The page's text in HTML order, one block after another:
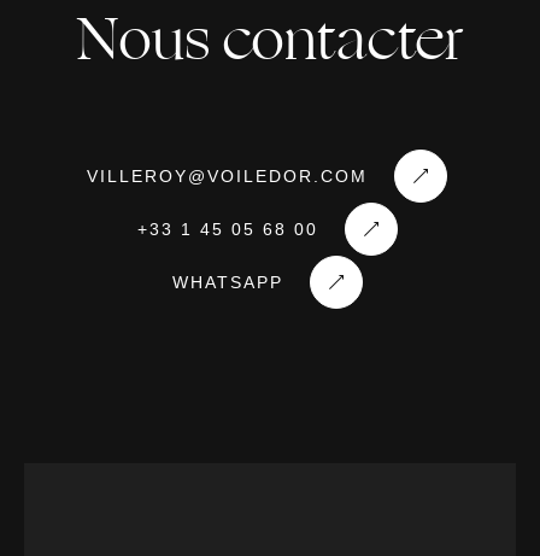
demander la
JOIN THE CIRCLE
Nous contacter
VILLEROY@VOILEDOR.COM
+33 1 45 05 68 00
WHATSAPP